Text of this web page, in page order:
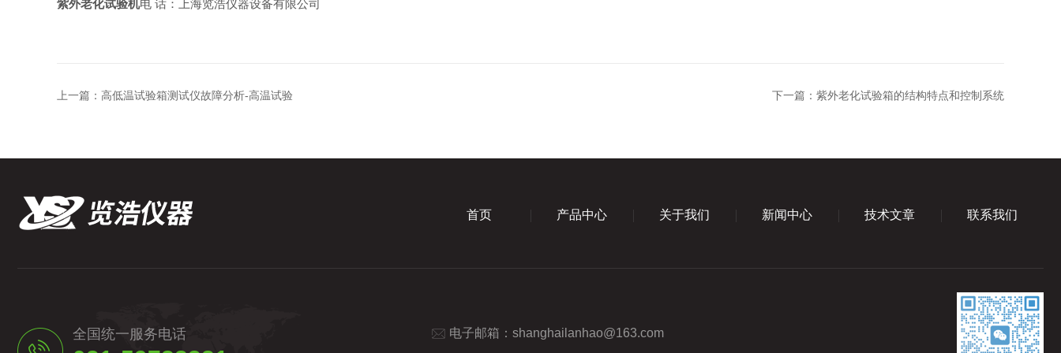
紫外老化试验机电 话：上海览浩仪器设备有限公司
上一篇： 高低温试验箱测试仪故障分析-高温试验 下一篇： 紫外老化试验箱的结构特点和控制系统
首页 产品中心 关于我们 新闻中心 技术文章 联系我们
全国统一服务电话 电子邮箱： shanghailanhao@163.com